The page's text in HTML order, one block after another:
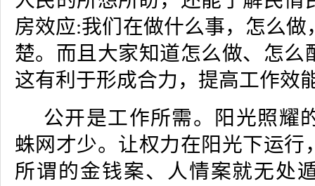
房效应:我们在做什么事，怎么做
楚。而且大家知道怎么做、怎么
这有利于形成合力，提高工作效
公开是工作所需。阳光照耀
蛛网才少。让权力在阳光下运行
所谓的金钱案、人情案就无处